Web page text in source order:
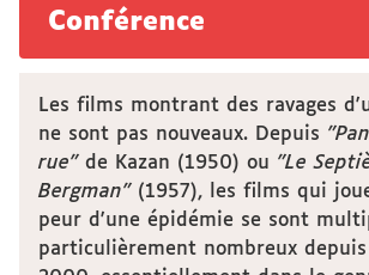
Conférence
Les films montrant des ravages
ne sont pas nouveaux. Depuis
rue"de Kazan (1950) ou "Le
Bergman"(1957), les films qui
peur d'une épidémie se sont
particulièrement nombreux depuis